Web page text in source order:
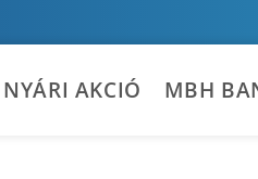
NYÁRI AKCIÓ MBH